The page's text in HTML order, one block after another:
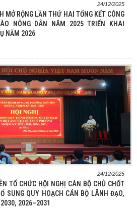
24/12/2025
MỞ RỘNG LẦN THỨ HAI TỔNG KẾT CÔNG
NÔNG DÂN NĂM 2025 TRIỂN KHAI
NĂM 2026
24/12/2025
TỔ CHỨC HỘI NGHỊ CÁN BỘ CHỦ CHỐT
SUNG QUY HOẠCH CÁN BỘ LÃNH ĐẠO,
2026–2031